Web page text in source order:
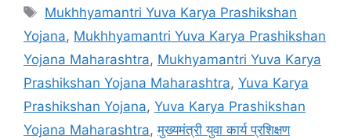
Tags
Mukhhyamantri Yuva Karya Prashikshan
Yojana, Mukhhyamantri Yuva Karya Prashikshan
Yojana Maharashtra, Mukhyamantri Yuva Karya
Prashikshan Yojana Maharashtra, Yuva Karya
Prashikshan Yojana, Yuva Karya Prashikshan
Yojana Maharashtra,मुख्यमंत्री युवा कार्य प्रशिक्षण